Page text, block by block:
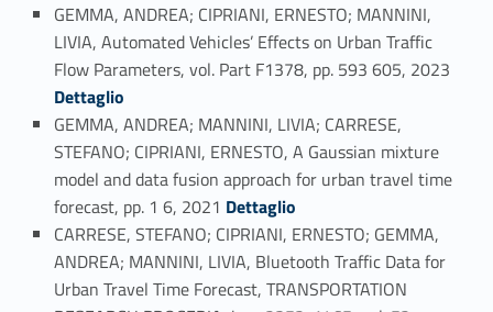
GEMMA, ANDREA; CIPRIANI, ERNESTO; MANNINI,
LIVIA, Automated Vehicles’ Effects on Urban Traffic
Flow Parameters, vol. Part F1378, pp. 593 605, 2023
Dettaglio
GEMMA, ANDREA; MANNINI, LIVIA; CARRESE,
STEFANO; CIPRIANI, ERNESTO, A Gaussian mixture
model and data fusion approach for urban travel time
forecast, pp. 1 6, 2021 Link identifier #identifier_person_48763-43
Dettaglio
CARRESE, STEFANO; CIPRIANI, ERNESTO; GEMMA,
ANDREA; MANNINI, LIVIA, Bluetooth Traffic Data for
Urban Travel Time Forecast, TRANSPORTATION